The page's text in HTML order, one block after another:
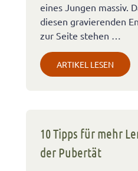
eines Jungen massiv.
diesen gravierenden
zur Seite stehen …
ARTIKEL LESEN
10 Tipps für mehr
der Pubertät